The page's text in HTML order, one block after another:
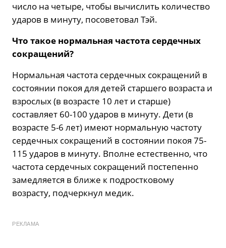
число на четыре, чтобы вычислить количество
ударов в минуту, посоветовал Тэй.
Что такое нормальная частота сердечных
сокращений?
Нормальная частота сердечных сокращений в
состоянии покоя для детей старшего возраста и
взрослых (в возрасте 10 лет и старше)
составляет 60-100 ударов в минуту. Дети (в
возрасте 5-6 лет) имеют нормальную частоту
сердечных сокращений в состоянии покоя 75-
115 ударов в минуту. Вполне естественно, что
частота сердечных сокращений постепенно
замедляется в ближе к подростковому
возрасту, подчеркнул медик.
РЕКЛАМА